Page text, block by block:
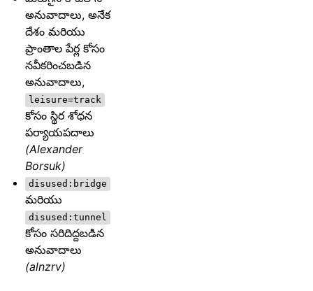
అనువాదాలు, అనేక
దేశం మరియు
ప్రాంతాల పేర్ల కోసం
నవీకరించబడిన
అనువాదాలు,
leisure=track
కోసం స్థిర శోధన
పర్యాయపదాలు
(Alexander
Borsuk)
disused:bridge
మరియు
disused:tunnel
కోసం సరిదిద్దబడిన
అనువాదాలు
(alnzrv)